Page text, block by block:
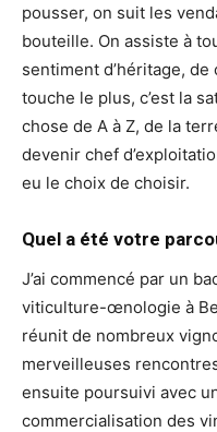
pousser, on suit les
bouteille. On assiste à
sentiment d’héritage,
touche le plus, c’est la
chose de A à Z, de la
devenir chef
eu le choix de choisir.
Quel a été votre
J’ai commencé par un
viticulture-œnologie à
réunit de nombreux
merveilleuses rencontres
ensuite poursuivi avec
commercialisation des